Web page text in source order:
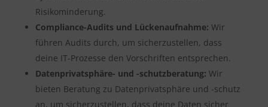
Risikominderung.
Compliance-Audits und Lückenaufnahme: Wir
führen Audits durch, um sicherzustellen, dass
deine IT-Prozesse den Vorschriften entsprechen.
Datenprivatsphäre- und -schutzberatung: Wir
bieten Beratung zu Datenprivatsphäre und -schutz
an, um sicherzustellen, dass deine Daten sicher